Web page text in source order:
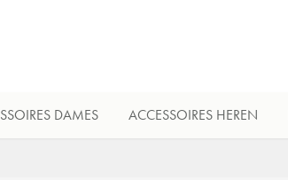
DAMES ACCESSOIRES HEREN